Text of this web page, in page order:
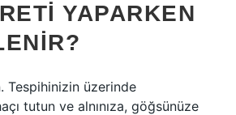
YAPARKEN
Tespihinizin üzerinde
tutun ve alnınıza, göğsünüze